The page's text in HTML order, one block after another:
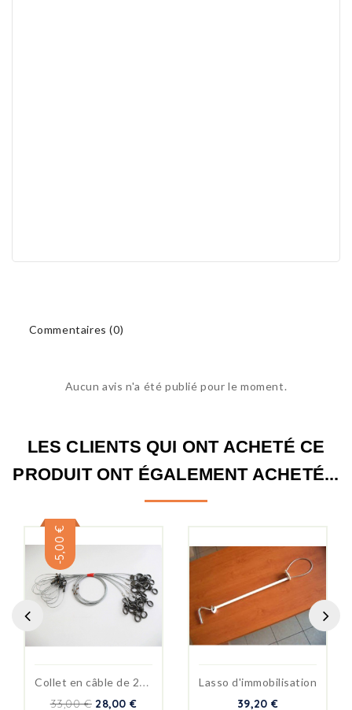
Commentaires (0)
Aucun avis n'a été publié pour le moment.
LES CLIENTS QUI ONT ACHETÉ CE
PRODUIT ONT ÉGALEMENT ACHETÉ...
C
ollet en câble de 2mm lot...
33,00 €
-5,00 €
28,00 €
Lasso d'immobilisation
39,20 €